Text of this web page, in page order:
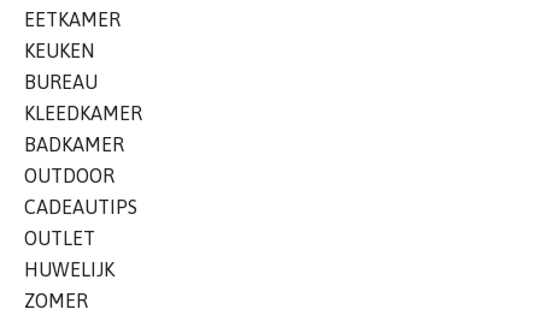
EETKAMER
KEUKEN
BUREAU
KLEEDKAMER
BADKAMER
OUTDOOR
CADEAUTIPS
OUTLET
HUWELIJK
ZOMER